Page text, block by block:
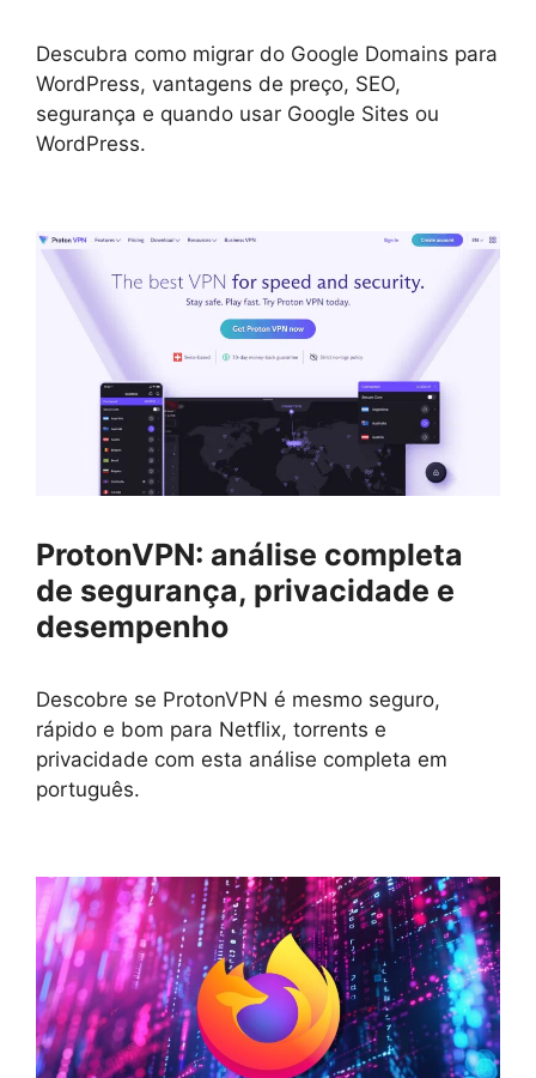
Descubra como migrar do Google Domains para
WordPress, vantagens de preço, SEO,
segurança e quando usar Google Sites ou
WordPress.
ProtonVPN: análise completa
de segurança, privacidade e
desempenho
Descobre se ProtonVPN é mesmo seguro,
rápido e bom para Netflix, torrents e
privacidade com esta análise completa em
português.